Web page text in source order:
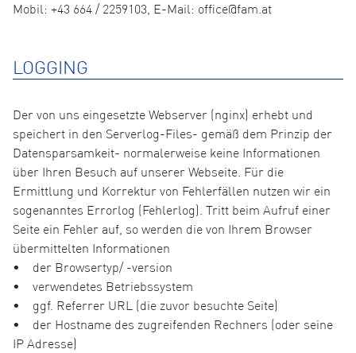
Mobil: +43 664 / 2259103, E-Mail: office@fam.at
LOGGING
Der von uns eingesetzte Webserver (nginx) erhebt und
speichert in den Serverlog-Files- gemäß dem Prinzip der
Datensparsamkeit- normalerweise keine Informationen
über Ihren Besuch auf unserer Webseite. Für die
Ermittlung und Korrektur von Fehlerfällen nutzen wir ein
sogenanntes Errorlog (Fehlerlog). Tritt beim Aufruf einer
Seite ein Fehler auf, so werden die von Ihrem Browser
übermittelten Informationen
• der Browsertyp/ -version
• verwendetes Betriebssystem
• ggf. Referrer URL (die zuvor besuchte Seite)
• der Hostname des zugreifenden Rechners (oder seine
IP Adresse)